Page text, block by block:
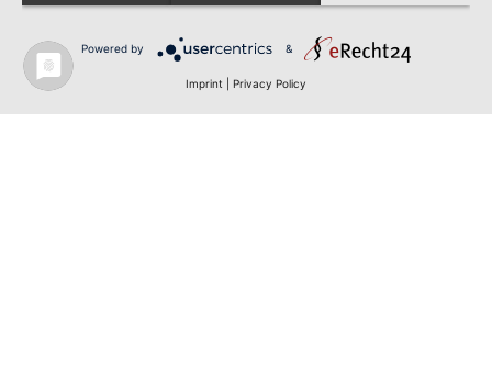
Powered by &
Imprint Privacy Policy